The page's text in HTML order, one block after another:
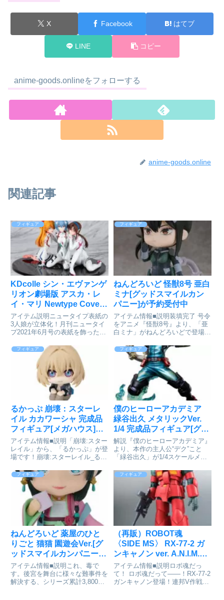
X Facebook はてブ
LINE コピー
anime-goods.onlineをフォローする
anime-goods.online
関連記事
フィギュア
KDcolle シン・エヴァンゲ
リオン劇場版 アスカ・レ
イ・マリ Newtype Cover
ver. 1/8 完成品フィギュア
が予約受付開始
アイテム説明ニュータイプ表紙の
3人娘が立体化！月刊ニュータイ
プ2021年6月号の表紙を飾った総
による「シン・エヴァンゲリオン
劇場版」イラストをモチーフに本
作ヒロイン アスカ、レイ、マリ
を3体セットで立体化いたし...
フィギュア
ねんどろいど 怪獣8号 亜白
ミナ[グッドスマイルカン
パニー]が予約受付中
アイテム情報■説明装填完了 号令
をアニメ『怪獣8号』より、「亜
白ミナ」がねんどろいどで登場で
「戦闘顔」「微笑み顔」●オプシ
ョンパーツ：「伐虎」「専用武
器」「防衛隊マスク」ほか専用台
座付属■サイズ全高：約100m...
フィギュア
るかっぷ 崩壊：スターレ
イル カカワーシャ 完成品
フィギュア[メガハウス]が
予約受付開始
アイテム情報■説明「崩壊:スター
レイル」から、「るかっぷ」が登
場です！崩壊:スターレイル_るか
検索する
フィギュア
僕のヒーローアカデミア
緑谷出久 メタリックVer.
1/4 完成品フィギュア[グッ
ドスマイルカンパニー]が
予約受付開始
解説『僕のヒーローアカデミア』
より、本作の主人公“デク”こと
「緑谷出久」が1/4スケールメタ
って再登場です！躍動感溢れるポ
ージングとメタリックの質感もご
注目ください。エフェクト付専用
台座もカラーチェンジし、...
フィギュア
ねんどろいど 薬屋のひと
りごと 猫猫 園遊会Ver.[グ
ッドスマイルカンパニー]
が予約受付開始
アイテム情報■説明これ、毒で
す。後宮を舞台に様々な難事件を
解決する、シリーズ累計3,800万
フィギュア
（再販）ROBOT魂
〈SIDE MS〉 RX-77-2 ガ
ンキャノン ver. A.N.I.M.E.
(再販版) 『機動戦士ガンダ
ム』[BANDAI SPIRITS]が
予約受付中
アイテム情報■説明ロボ魂だっ
て！ ロボ魂だって――！RX-77-2
ガンキャノン登場！連邦V作戦の